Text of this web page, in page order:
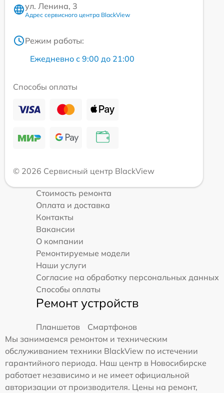
ул. Ленина, 3
Адрес сервисного центра BlackView
Режим работы:
Ежедневно с 9:00 до 21:00
Способы оплаты
© 2026 Сервисный центр BlackView
Стоимость ремонта
Оплата и доставка
Контакты
Вакансии
О компании
Ремонтируемые модели
Наши услуги
Согласие на обработку персональных данных
Способы оплаты
Ремонт устройств
Планшетов
Смартфонов
Мы занимаемся ремонтом и техническим
обслуживанием техники BlackView по истечении
гарантийного периода. Наш центр в Новосибирске
работает независимо и не имеет официальной
авторизации от производителя. Цены на ремонт,